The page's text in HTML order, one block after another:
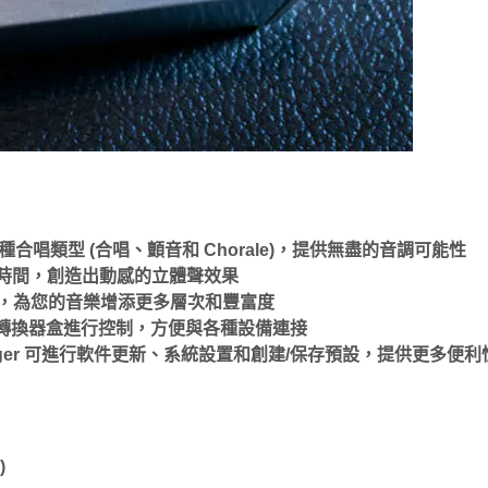
合唱類型 (合唱、顫音和 Chorale)，提供無盡的音調可能性
間，創造出動感的立體聲效果
為您的音樂增添更多層次和豐富度
換器盒進行控制，方便與各種設備連接
可進行軟件更新、系統設置和創建/保存預設，提供更多便利